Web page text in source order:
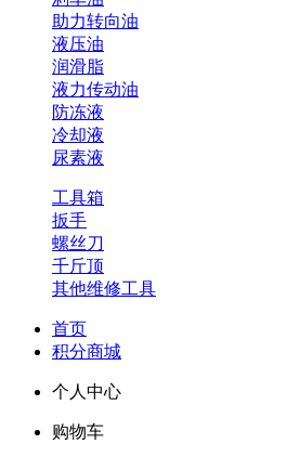
助力转向油
液压油
润滑脂
液力传动油
防冻液
冷却液
尿素液
工具箱
扳手
螺丝刀
千斤顶
其他维修工具
首页
积分商城
个人中心
购物车